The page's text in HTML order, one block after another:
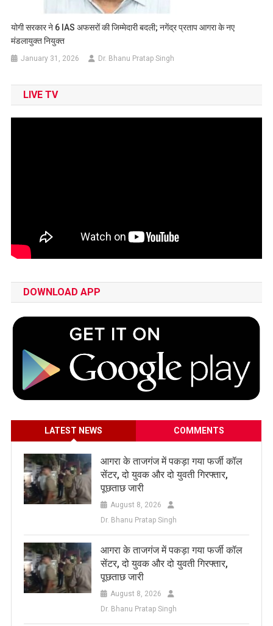
योगी सरकार ने 6 IAS अफसरों की जिम्मेदारी बदली; नगेंद्र प्रताप आगरा के नए
मंडलायुक्त नियुक्त
January 31, 2026 Dr. Bhanu Pratap Singh
LIVE TV
DOWNLOAD APP
LATEST NEWS COMMENTS
आगरा के ताजगंज में पकड़ा गया फर्जी कॉल
सेंटर, दो युवक और दो युवती गिरफ्तार,
पूछताछ जारी
August 8, 2026
Dr. Bhanu Pratap Singh
आगरा के ताजगंज में पकड़ा गया फर्जी कॉल
सेंटर, दो युवक और दो युवती गिरफ्तार,
पूछताछ जारी
August 8, 2026
Dr. Bhanu Pratap Singh